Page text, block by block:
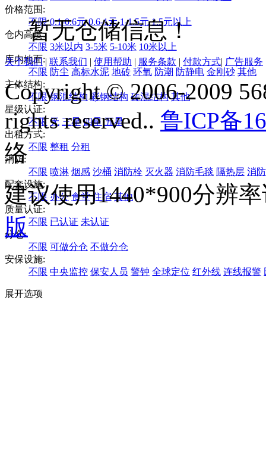
价格范围:
不限 0.1-0.6元 0.6-1元 1-1.5元 1.5元以上
仓内高度:
不限 3米以内 3-5米 5-10米 10米以上
库内地面:
不限 防尘 高标水泥 地砖 环氧 防潮 防静电 金刚砂 其他
主体结构:
不限 钢混结构 彩钢结构 砖混结构 其他
星级认证:
不限 无 三星 四星 五星
出租方式:
不限 整租 分租
消防:
不限 喷淋 烟感 沙桶 消防栓 灭火器 消防毛毯 隔热层 消
配套设施:
不限 办公 食堂 住宿 其他
质量认证:
不限 已认证 未认证
分仓:
不限 可做分仓 不做分仓
安保设施:
不限 中央监控 保安人员 警钟 全球定位 红外线 连线报警
展开选项
暂无仓储信息！
关于我们| 联系我们 | 使用帮助 | 服务条款 | 付款方式| 广告服务
Copyright © 2006-2009
rights reserved.. 鲁ICP备
络
建议使用1440*900分辨
版